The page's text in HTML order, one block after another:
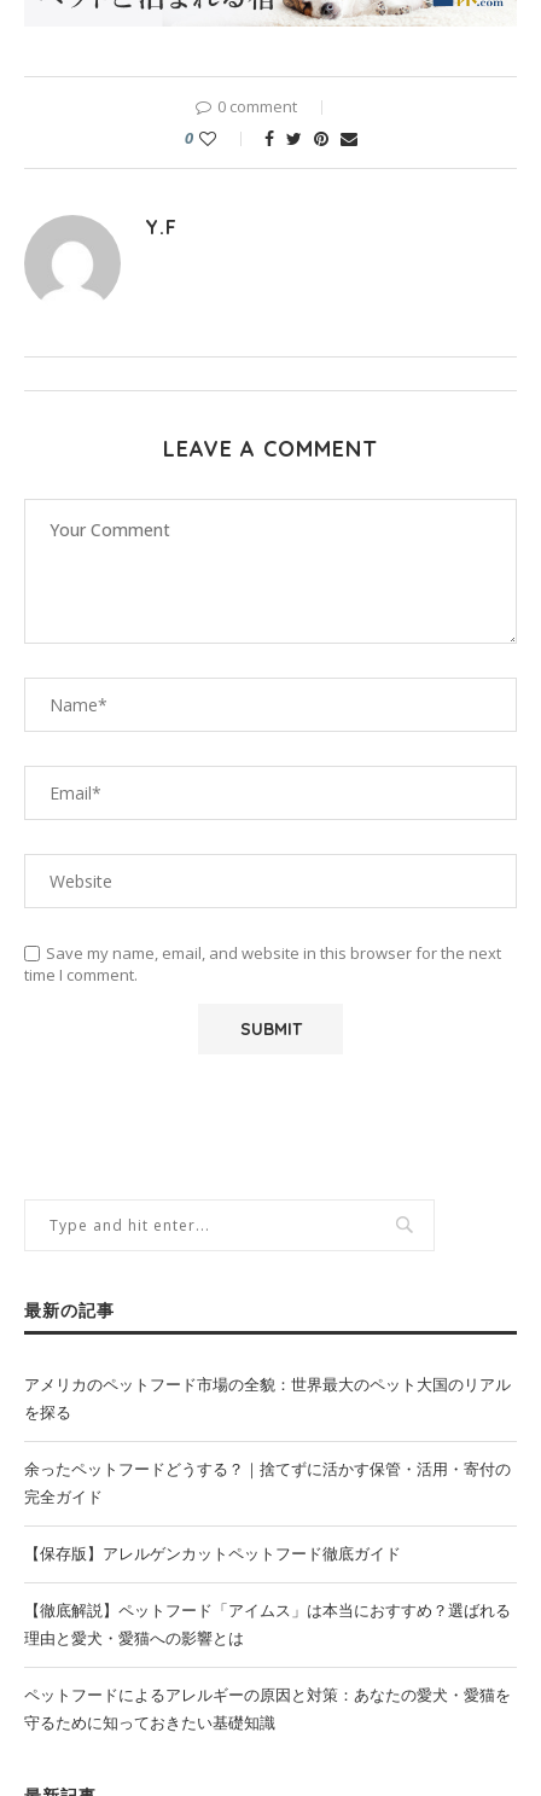
0 comment
0
Y.F
LEAVE A COMMENT
Save my name, email, and website in this browser for the next
time I comment.
最新の記事
アメリカのペットフード市場の全貌：世界最大のペット大国のリアル
を探る
余ったペットフードどうする？｜捨てずに活かす保管・活用・寄付の
完全ガイド
【保存版】アレルゲンカットペットフード徹底ガイド
【徹底解説】ペットフード「アイムス」は本当におすすめ？選ばれる
理由と愛犬・愛猫への影響とは
ペットフードによるアレルギーの原因と対策：あなたの愛犬・愛猫を
守るために知っておきたい基礎知識